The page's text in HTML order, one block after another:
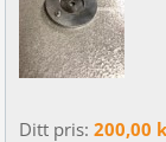
Ditt pris: 200,00